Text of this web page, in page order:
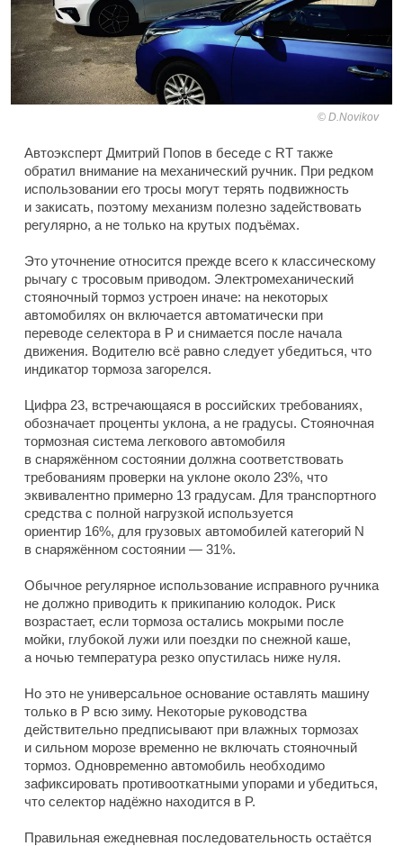
D.Novikov
Автоэксперт Дмитрий Попов в беседе с RT также
обратил внимание на механический ручник. При редком
использовании его тросы могут терять подвижность
и закисать, поэтому механизм полезно задействовать
регулярно, а не только на крутых подъёмах.
Это уточнение относится прежде всего к классическому
рычагу с тросовым приводом. Электромеханический
стояночный тормоз устроен иначе: на некоторых
автомобилях он включается автоматически при
переводе селектора в P и снимается после начала
движения. Водителю всё равно следует убедиться, что
индикатор тормоза загорелся.
Цифра 23, встречающаяся в российских требованиях,
обозначает проценты уклона, а не градусы. Стояночная
тормозная система легкового автомобиля
в снаряжённом состоянии должна соответствовать
требованиям проверки на уклоне около 23%, что
эквивалентно примерно 13 градусам. Для транспортного
средства с полной нагрузкой используется
ориентир 16%, для грузовых автомобилей категорий N
в снаряжённом состоянии — 31%.
Обычное регулярное использование исправного ручника
не должно приводить к прикипанию колодок. Риск
возрастает, если тормоза остались мокрыми после
мойки, глубокой лужи или поездки по снежной каше,
а ночью температура резко опустилась ниже нуля.
Но это не универсальное основание оставлять машину
только в P всю зиму. Некоторые руководства
действительно предписывают при влажных тормозах
и сильном морозе временно не включать стояночный
тормоз. Одновременно автомобиль необходимо
зафиксировать противооткатными упорами и убедиться,
что селектор надёжно находится в P.
Правильная ежедневная последовательность остаётся